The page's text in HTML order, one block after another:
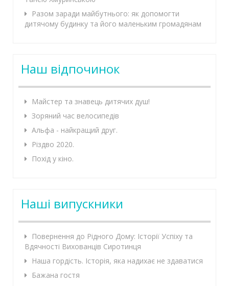
Разом заради майбутнього: як допомогти
дитячому будинку та його маленьким громадянам
Наш відпочинок
Майстер та знавець дитячих душ!
Зоряний час велосипедів
Альфа - найкращий друг.
Різдво 2020.
Похід у кіно.
Наші випускники
Повернення до Рідного Дому: Історії Успіху та
Вдячності Вихованців Сиротинця
Наша гордість. Історія, яка надихає не здаватися
Бажана гостя